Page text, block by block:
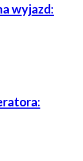
wyjazd: